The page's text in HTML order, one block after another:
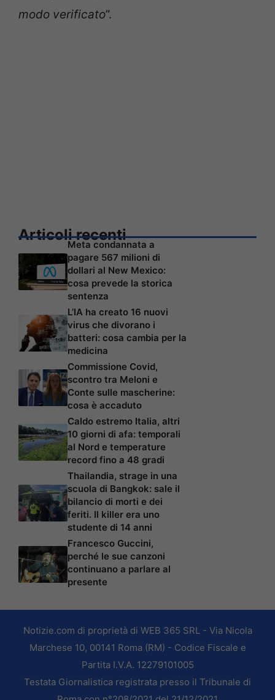
modo verificato”.
Articoli recenti
Meta condannata a
pagare 567 milioni di
dollari al New Mexico:
cosa prevede la storica
sentenza
L’IA ha creato 16 nuovi
virus che divorano i
batteri: cosa cambia per la
medicina
Commissione Covid,
scontro tra Meloni e
Conte sulle mascherine:
cosa è accaduto
Caldo estremo Italia, altri
10 giorni di afa: temporali
al Nord e temperature
record fino a 48 gradi
Thailandia, strage in una
scuola di Bangkok: sale il
bilancio di morti e dei
feriti. Il killer era uno
studente di 14 anni
Francesco Guccini,
perché le sue canzoni
continuano a parlare al
presente
Notizie.com di proprietà di WEB 365 SRL - Via Nicola
Marchese 10, 00141 Roma (RM) - Codice Fiscale e
Partita I.V.A. 12279101005
Testata Giornalistica registrata presso il Tribunale di